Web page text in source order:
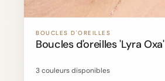
BOUCLES D'OREILLES
Boucles d'oreilles 'Lyra Oxa'
3 couleurs disponibles